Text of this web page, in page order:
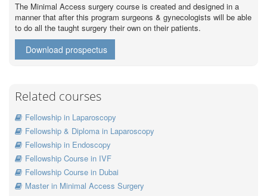
The Minimal Access surgery course is created and designed in a
manner that after this program surgeons & gynecologists will be able
to do all the taught surgery their own on their patients.
Download prospectus
Related courses
Fellowship in Laparoscopy
Fellowship & Diploma in Laparoscopy
Fellowship in Endoscopy
Fellowship Course in IVF
Fellowship Course in Dubai
Master in Minimal Access Surgery